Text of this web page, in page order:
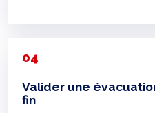
04
Valider une
fin